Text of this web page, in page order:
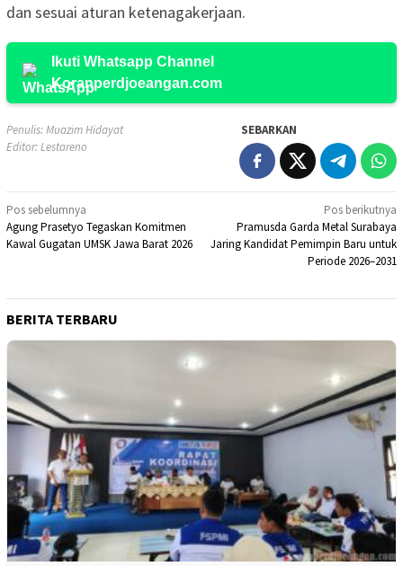
dan sesuai aturan ketenagakerjaan.
Ikuti Whatsapp Channel
Koranperdjoeangan.com
Penulis: Muazim Hidayat
Editor: Lestareno
SEBARKAN
Navigasi
pos
Pos sebelumnya
Agung Prasetyo Tegaskan Komitmen
Kawal Gugatan UMSK Jawa Barat 2026
Pos berikutnya
Pramusda Garda Metal Surabaya
Jaring Kandidat Pemimpin Baru untuk
Periode 2026–2031
BERITA TERBARU